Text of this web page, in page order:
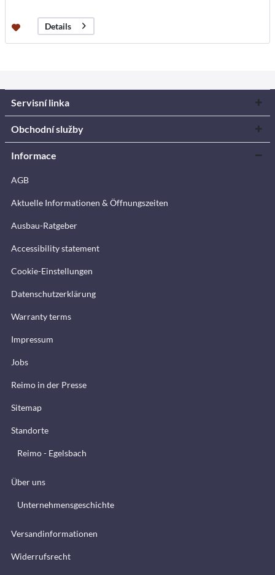
Details
Servisní linka
Obchodní služby
Informace
AGB
Aktuelle Informationen & Öffnungszeiten
Ausbau-Ratgeber
Accessibility statement
Cookie-Einstellungen
Datenschutzerklärung
Warranty terms
Impressum
Jobs
Reimo in der Presse
Sitemap
Standorte
Reimo - Egelsbach
Über uns
Unternehmensgeschichte
Versandinformationen
Widerrufsrecht